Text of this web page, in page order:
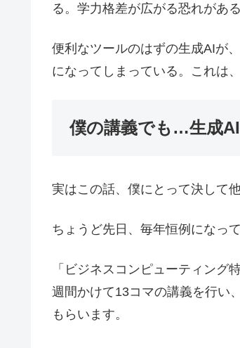
る。学力格差が広がる恐れがあ
便利なツールのはずの生成AIが
になってしまっている。これは
僕の講義でも…生成
実はこの話、僕にとって決して
ちょうど先日、毎年恒例になっ
「ビジネスコンピューティング
週間かけて13コマの講義を行い
もらいます。